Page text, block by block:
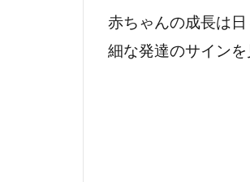
達
階
赤ちゃんの成長は
細な発達のサイン